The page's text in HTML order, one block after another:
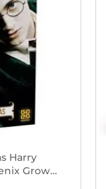
Harry
Grow